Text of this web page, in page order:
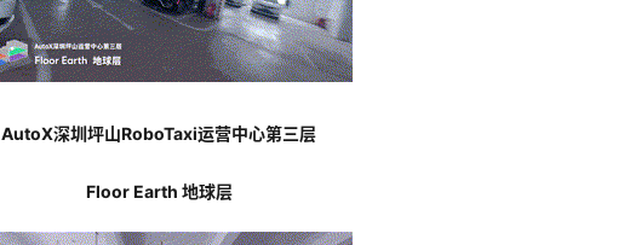
AutoX深圳坪山RoboTaxi运营中心第三层
Floor Earth 地球层